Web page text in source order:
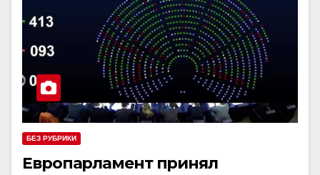
БЕЗ РУБРИКИ
Европарламент принял